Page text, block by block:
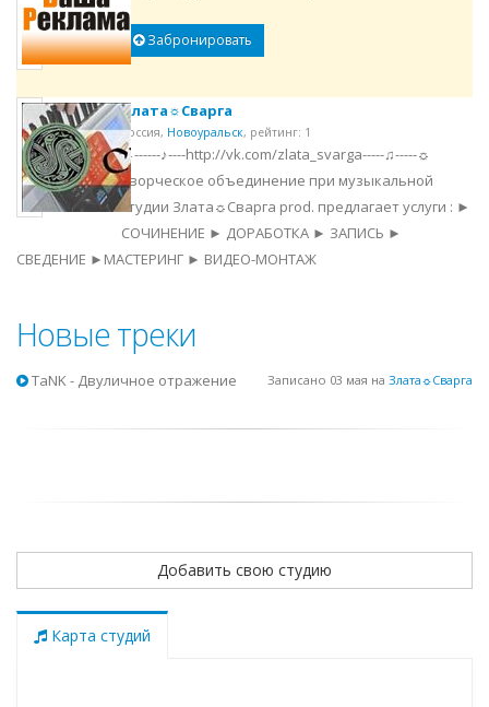
Забронировать
Злата☼Сварга
Россия, Новоуральск, рейтинг: 1
☼------♪----http://vk.com/zlata_svarga-----♫-----☼
Творческое объединение при музыкальной
студии Злата☼Сварга prod. предлагает услуги : ►
СОЧИНЕНИЕ ► ДОРАБОТКА ► ЗАПИСЬ ►
СВЕДЕНИЕ ►МАСТЕРИНГ ► ВИДЕО-МОНТАЖ
Новые треки
TaNK - Двуличное отражение Записано 03 мая на Злата☼Сварга
Добавить свою студию
Карта студий